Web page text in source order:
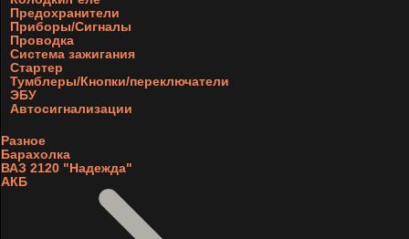
Предохранители
Приборы/Сигналы
Проводка
Система зажигания
Стартер
Тумблеры/Кнопки/переключатели
ЭБУ
Автосигнализации
Разное
Барахолка
ВАЗ 2120 "Надежда"
АКБ